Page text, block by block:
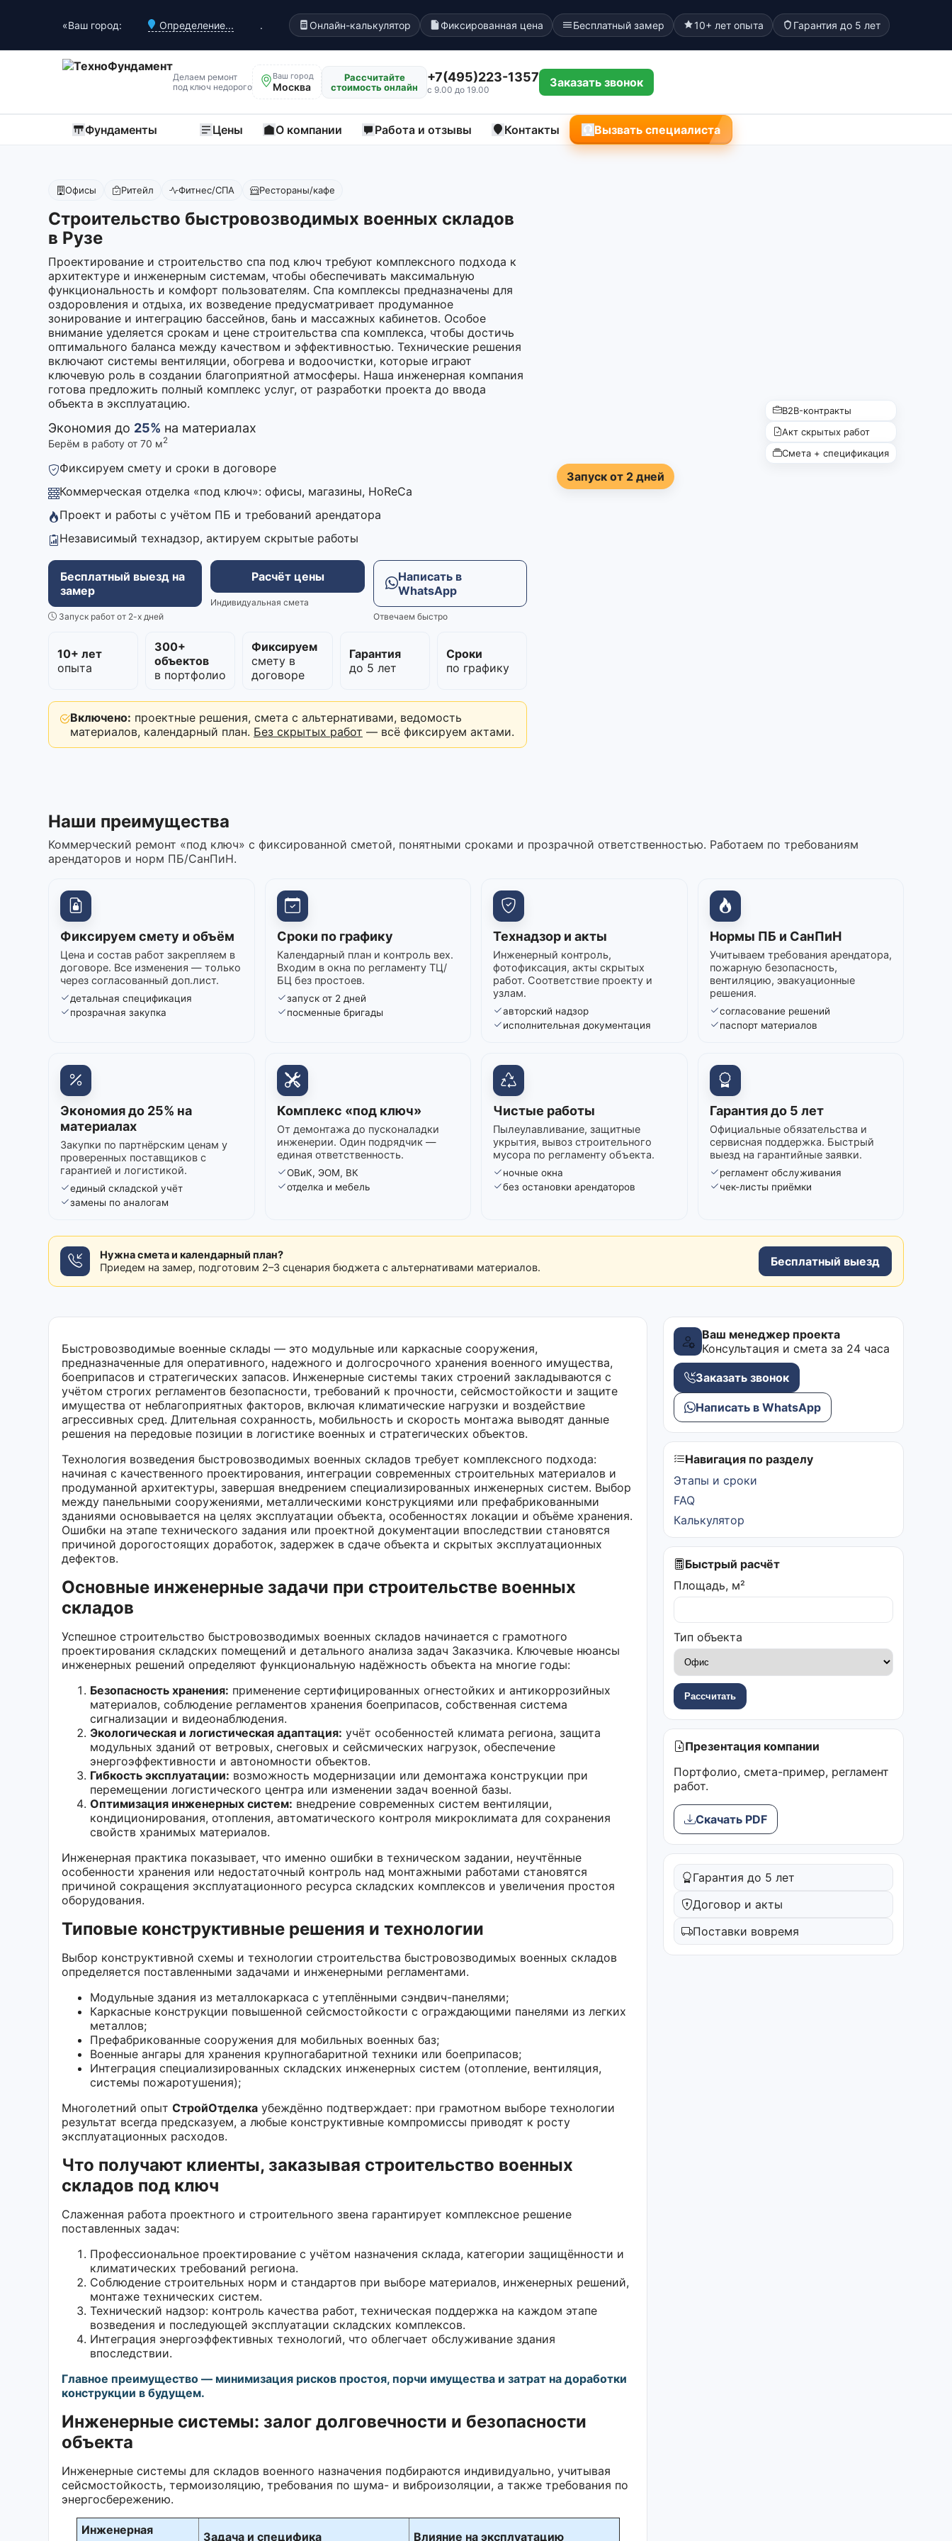
«Ваш город: Определение... . Онлайн-калькулятор Фиксированная цена Бесплатный замер 10+ лет опыта Гарантия до 5 лет
Делаем ремонт
под ключ недорого
Ваш город
Москва
Рассчитайте
стоимость онлайн
+7(495)223-1357
с 9.00 до 19.00
Заказать звонок
Фундаменты Цены О компании Работа и отзывы Контакты Вызвать специалиста
Офисы Ритейл Фитнес/СПА Рестораны/кафе
Строительство быстровозводимых военных складов
в Рузе
Проектирование и строительство спа под ключ требуют комплексного подхода к
архитектуре и инженерным системам, чтобы обеспечивать максимальную
функциональность и комфорт пользователям. Спа комплексы предназначены для
оздоровления и отдыха, их возведение предусматривает продуманное
зонирование и интеграцию бассейнов, бань и массажных кабинетов. Особое
внимание уделяется срокам и цене строительства спа комплекса, чтобы достичь
оптимального баланса между качеством и эффективностью. Технические решения
включают системы вентиляции, обогрева и водоочистки, которые играют
ключевую роль в создании благоприятной атмосферы. Наша инженерная компания
готова предложить полный комплекс услуг, от разработки проекта до ввода
объекта в эксплуатацию.
Экономия до 25% на материалах
Берём в работу от 70 м2
Фиксируем смету и сроки в договоре
Коммерческая отделка «под ключ»: офисы, магазины, HoReCa
Проект и работы с учётом ПБ и требований арендатора
Независимый технадзор, актируем скрытые работы
Бесплатный выезд на
замер
Запуск работ от 2-х дней
Расчёт цены
Индивидуальная смета
Написать в
WhatsApp
Отвечаем быстро
10+ лет
опыта
300+
объектов
в портфолио
Фиксируем
смету в
договоре
Гарантия
до 5 лет
Сроки
по графику
Включено: проектные решения, смета с альтернативами, ведомость
материалов, календарный план. Без скрытых работ — всё фиксируем актами.
Запуск от 2 дней
B2B-контракты
Акт скрытых работ
Смета + спецификация
Наши преимущества
Коммерческий ремонт «под ключ» с фиксированной сметой, понятными сроками и прозрачной ответственностью. Работаем по требованиям
арендаторов и норм ПБ/СанПиН.
Фиксируем смету и объём
Цена и состав работ закрепляем в
договоре. Все изменения — только
через согласованный доп.лист.
детальная спецификация
прозрачная закупка
Сроки по графику
Календарный план и контроль вех.
Входим в окна по регламенту ТЦ/
БЦ без простоев.
запуск от 2 дней
посменные бригады
Технадзор и акты
Инженерный контроль,
фотофиксация, акты скрытых
работ. Соответствие проекту и
узлам.
авторский надзор
исполнительная документация
Нормы ПБ и СанПиН
Учитываем требования арендатора,
пожарную безопасность,
вентиляцию, эвакуационные
решения.
согласование решений
паспорт материалов
Экономия до 25% на
материалах
Закупки по партнёрским ценам у
проверенных поставщиков с
гарантией и логистикой.
единый складской учёт
замены по аналогам
Комплекс «под ключ»
От демонтажа до пусконаладки
инженерии. Один подрядчик —
единая ответственность.
ОВиК, ЭОМ, ВК
отделка и мебель
Чистые работы
Пылеулавливание, защитные
укрытия, вывоз строительного
мусора по регламенту объекта.
ночные окна
без остановки арендаторов
Гарантия до 5 лет
Официальные обязательства и
сервисная поддержка. Быстрый
выезд на гарантийные заявки.
регламент обслуживания
чек-листы приёмки
Нужна смета и календарный план?
Приедем на замер, подготовим 2–3 сценария бюджета с альтернативами материалов.
Бесплатный выезд
Быстровозводимые военные склады — это модульные или каркасные сооружения,
предназначенные для оперативного, надежного и долгосрочного хранения военного имущества,
боеприпасов и стратегических запасов. Инженерные системы таких строений закладываются с
учётом строгих регламентов безопасности, требований к прочности, сейсмостойкости и защите
имущества от неблагоприятных факторов, включая климатические нагрузки и воздействие
агрессивных сред. Длительная сохранность, мобильность и скорость монтажа выводят данные
решения на передовые позиции в логистике военных и стратегических объектов.
Технология возведения быстровозводимых военных складов требует комплексного подхода:
начиная с качественного проектирования, интеграции современных строительных материалов и
продуманной архитектуры, завершая внедрением специализированных инженерных систем. Выбор
между панельными сооружениями, металлическими конструкциями или префабрикованными
зданиями основывается на целях эксплуатации объекта, особенностях локации и объёме хранения.
Ошибки на этапе технического задания или проектной документации впоследствии становятся
причиной дорогостоящих доработок, задержек в сдаче объекта и скрытых эксплуатационных
дефектов.
Основные инженерные задачи при строительстве военных
складов
Успешное строительство быстровозводимых военных складов начинается с грамотного
проектирования складских помещений и детального анализа задач Заказчика. Ключевые нюансы
инженерных решений определяют функциональную надёжность объекта на многие годы:
Безопасность хранения: применение сертифицированных огнестойких и антикоррозийных
материалов, соблюдение регламентов хранения боеприпасов, собственная система
сигнализации и видеонаблюдения.
Экологическая и логистическая адаптация: учёт особенностей климата региона, защита
модульных зданий от ветровых, снеговых и сейсмических нагрузок, обеспечение
энергоэффективности и автономности объектов.
Гибкость эксплуатации: возможность модернизации или демонтажа конструкции при
перемещении логистического центра или изменении задач военной базы.
Оптимизация инженерных систем: внедрение современных систем вентиляции,
кондиционирования, отопления, автоматического контроля микроклимата для сохранения
свойств хранимых материалов.
Инженерная практика показывает, что именно ошибки в техническом задании, неучтённые
особенности хранения или недостаточный контроль над монтажными работами становятся
причиной сокращения эксплуатационного ресурса складских комплексов и увеличения простоя
оборудования.
Типовые конструктивные решения и технологии
Выбор конструктивной схемы и технологии строительства быстровозводимых военных складов
определяется поставленными задачами и инженерными регламентами.
Модульные здания из металлокаркаса с утеплёнными сэндвич-панелями;
Каркасные конструкции повышенной сейсмостойкости с ограждающими панелями из легких
металлов;
Префабрикованные сооружения для мобильных военных баз;
Военные ангары для хранения крупногабаритной техники или боеприпасов;
Интеграция специализированных складских инженерных систем (отопление, вентиляция,
системы пожаротушения);
Многолетний опыт СтройОтделка убеждённо подтверждает: при грамотном выборе технологии
результат всегда предсказуем, а любые конструктивные компромиссы приводят к росту
эксплуатационных расходов.
Что получают клиенты, заказывая строительство военных
складов под ключ
Слаженная работа проектного и строительного звена гарантирует комплексное решение
поставленных задач:
Профессиональное проектирование с учётом назначения склада, категории защищённости и
климатических требований региона.
Соблюдение строительных норм и стандартов при выборе материалов, инженерных решений,
монтаже технических систем.
Технический надзор: контроль качества работ, техническая поддержка на каждом этапе
возведения и последующей эксплуатации складских комплексов.
Интеграция энергоэффективных технологий, что облегчает обслуживание здания
впоследствии.
Главное преимущество — минимизация рисков простоя, порчи имущества и затрат на доработки
конструкции в будущем.
Инженерные системы: залог долговечности и безопасности
объекта
Инженерные системы для складов военного назначения подбираются индивидуально, учитывая
сейсмостойкость, термоизоляцию, требования по шума- и виброизоляции, а также требования по
энергосбережению.
Инженерная
Задача и специфика Влияние на эксплуатацию
Ваш менеджер проекта
Консультация и смета за 24 часа
Заказать звонок
Написать в WhatsApp
Навигация по разделу
Этапы и сроки
FAQ
Калькулятор
Быстрый расчёт
Площадь, м²
Тип объекта
Рассчитать
Презентация компании
Портфолио, смета-пример, регламент
работ.
Скачать PDF
Гарантия до 5 лет
Договор и акты
Поставки вовремя